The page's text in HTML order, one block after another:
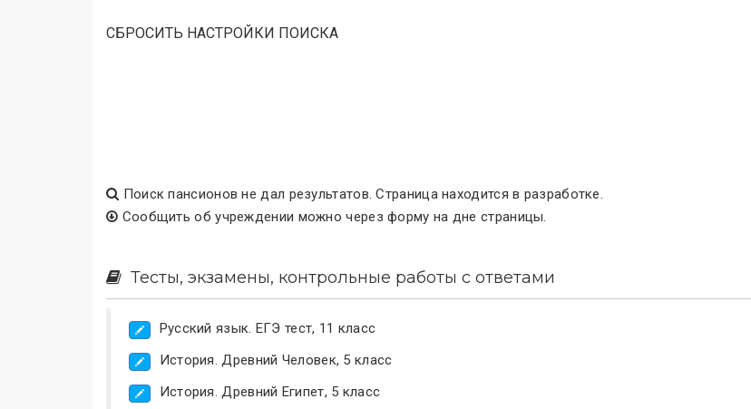
СБРОСИТЬ НАСТРОЙКИ ПОИСКА
Поиск пансионов не дал результатов. Страница находится в разработке.
Сообщить об учреждении можно через форму на дне страницы.
Тесты, экзамены, контрольные работы с ответами
Русский язык. ЕГЭ тест, 11 класс
История. Древний Человек, 5 класс
История. Древний Египет, 5 класс